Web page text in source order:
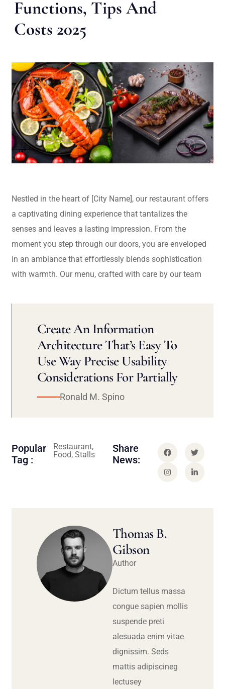
Functions, Tips And
Costs 2025
Nestled in the heart of [City Name], our restaurant offers
a captivating dining experience that tantalizes the
senses and leaves a lasting impression. From the
moment you step through our doors, you are enveloped
in an ambiance that effortlessly blends sophistication
with warmth. Our menu, crafted with care by our team
Create An Information
Architecture That’s Easy To
Use Way Precise Usability
Considerations For Partially
Ronald M. Spino
Popular
Tag :
Restaurant,
Food, Stalls
Share
News:
Thomas B.
Gibson
Author
Dictum tellus massa
congue sapien mollis
suspende preti
alesuada enim vitae
dignissim. Seds
mattis adipiscineg
lectusey